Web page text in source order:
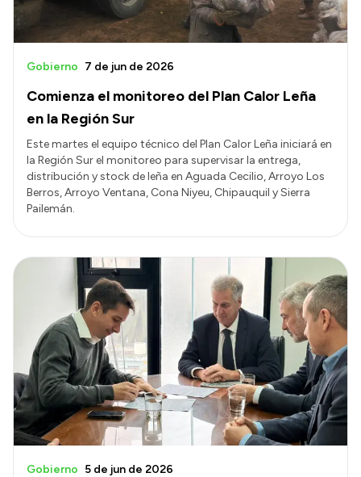
Comienza el monitoreo del Plan Calor Leña
en la Región Sur
Gobierno 7 de jun de 2026
Este martes el equipo técnico del Plan Calor Leña iniciará en
la Región Sur el monitoreo para supervisar la entrega,
distribución y stock de leña en Aguada Cecilio, Arroyo Los
Berros, Arroyo Ventana, Cona Niyeu, Chipauquil y Sierra
Pailemán.
Gobierno 5 de jun de 2026